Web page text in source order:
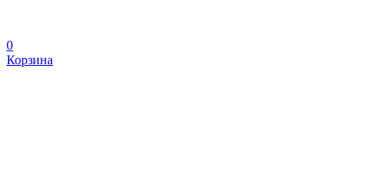
0
Корзина